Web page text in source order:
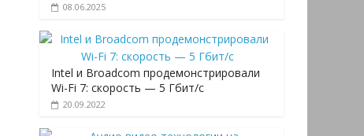
08.06.2025
Intel и Broadcom продемонстрировали
Wi-Fi 7: скорость — 5 Гбит/с
20.09.2022